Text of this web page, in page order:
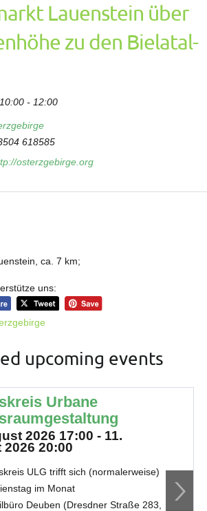
Lauenstein über
zu den Bielatal-
10:00 - 12:00
618585
osterzgebirge.org
ca. 7 km;
uns:
upcoming events
Urbane
2026 17:00 - 11.
20:00
ULG trifft sich (normalerweise)
im Monat
Deuben (Dresdner Straße 283,